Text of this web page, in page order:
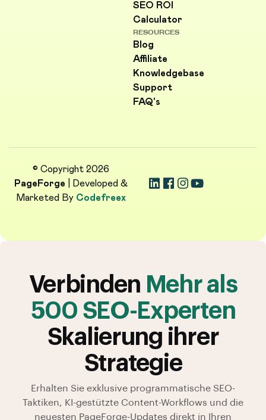
SEO ROI
Calculator
RESOURCES
Blog
Affiliate
Knowledgebase
Support
FAQ's
© Copyright 2026
PageForge | Developed &
Marketed By Codefreex
Verbinden Mehr als
500 SEO-Experten
Skalierung ihrer
Strategie
Erhalten Sie exklusive programmatische SEO-
Taktiken, KI-gestützte Content-Workflows und die
neuesten PageForge-Updates direkt in Ihren